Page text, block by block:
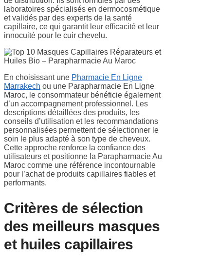
laboratoires spécialisés en dermocosmétique
et validés par des experts de la santé
capillaire, ce qui garantit leur efficacité et leur
innocuité pour le cuir chevelu.
En choisissant une Pharmacie En Ligne
Marrakech ou une Parapharmacie En Ligne
Maroc, le consommateur bénéficie également
d’un accompagnement professionnel. Les
descriptions détaillées des produits, les
conseils d’utilisation et les recommandations
personnalisées permettent de sélectionner le
soin le plus adapté à son type de cheveux.
Cette approche renforce la confiance des
utilisateurs et positionne la Parapharmacie Au
Maroc comme une référence incontournable
pour l’achat de produits capillaires fiables et
performants.
Critères de sélection
des meilleurs masques
et huiles capillaires